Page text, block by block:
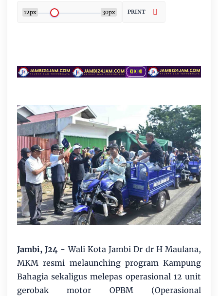
12px 30px PRINT
Jambi, J24 -Wali Kota Jambi Dr dr H Maulana,
MKM resmi melaunching program Kampung
Bahagia sekaligus melepas operasional 12 unit
gerobak motor OPBM (Operasional